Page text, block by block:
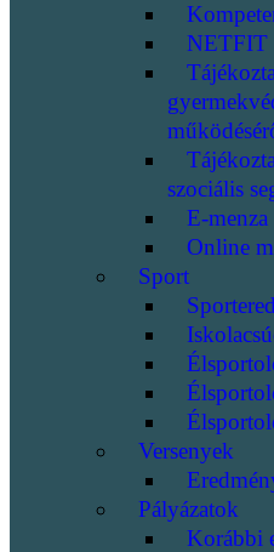
NETFIT
szociális
E-menza
Online
Sport
Versenyek
Pályázatok
Korábbi